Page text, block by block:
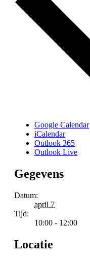
Google Calendar
iCalendar
Outlook 365
Outlook Live
Gegevens
Datum:
april 7
Tijd:
10:00 - 12:00
Locatie